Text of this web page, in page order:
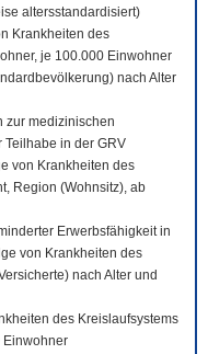
altersstandardisiert)
Krankheiten des
je 100.000 Einwohner
nach Alter
zur medizinischen
in der GRV
von Krankheiten des
Region (Wohnsitz), ab
Erwerbsfähigkeit in
von Krankheiten des
nach Alter und
des Kreislaufsystems
Einwohner